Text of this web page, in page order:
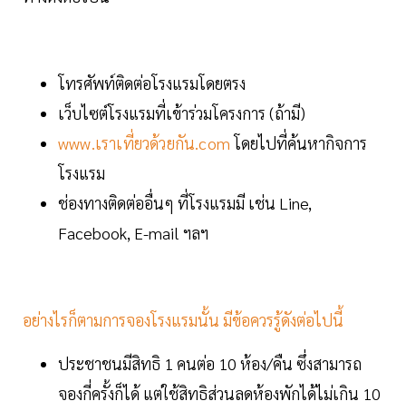
โทรศัพท์ติดต่อโรงแรมโดยตรง
เว็บไซต์โรงแรมที่เข้าร่วมโครงการ (ถ้ามี)
www.เราเที่ยวด้วยกัน.comโดยไปที่ค้นหากิจการ
โรงแรม
ช่องทางติดต่ออื่นๆ ที่โรงแรมมี เช่น Line,
Facebook, E-mail ฯลฯ
อย่างไรก็ตามการจองโรงแรมนั้น มีข้อควรรู้ดังต่อไปนี้
ประชาชนมีสิทธิ 1 คนต่อ 10 ห้อง/คืน ซึ่งสามารถ
จองกี่ครั้งก็ได้ แต่ใช้สิทธิส่วนลดห้องพักได้ไม่เกิน 10